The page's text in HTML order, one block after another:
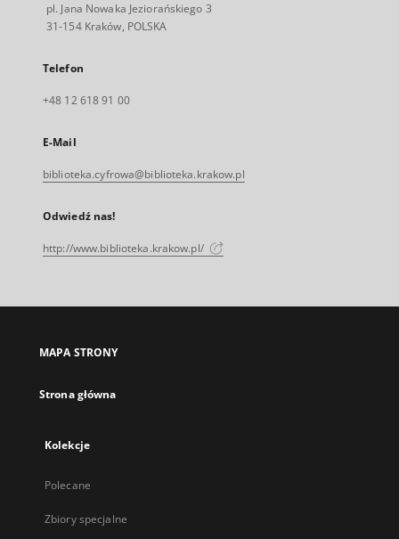
pl. Jana Nowaka Jeziorańskiego 3
31-154 Kraków, POLSKA
Telefon
+48 12 618 91 00
E-Mail
biblioteka.cyfrowa@biblioteka.krakow.pl
Odwiedź nas!
http://www.biblioteka.krakow.pl/
MAPA STRONY
Strona główna
Kolekcje
Polecane
Zbiory specjalne